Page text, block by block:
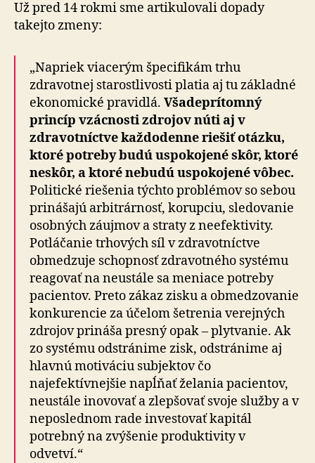
Už pred 14 rokmi sme artikulovali dopady
takejto zmeny:
„Napriek viacerým špecifikám trhu
zdravotnej starostlivosti platia aj tu základné
ekonomické pravidlá. Všadeprítomný
princíp vzácnosti zdrojov núti aj v
zdravotníctve každodenne riešiť otázku,
ktoré potreby budú uspokojené skôr, ktoré
neskôr, a ktoré nebudú uspokojené vôbec.
Politické riešenia týchto problémov so sebou
prinášajú arbitrárnosť, korupciu, sledovanie
osobných záujmov a straty z neefektivity.
Potláčanie trhových síl v zdravotníctve
obmedzuje schopnosť zdravotného systému
reagovať na neustále sa meniace potreby
pacientov. Preto zákaz zisku a obmedzovanie
konkurencie za účelom šetrenia verejných
zdrojov prináša presný opak – plytvanie. Ak
zo systému odstránime zisk, odstránime aj
hlavnú motiváciu subjektov čo
najefektívnejšie napĺňať želania pacientov,
neustále inovovať a zlepšovať svoje služby a v
neposlednom rade investovať kapitál
potrebný na zvýšenie produktivity v
odvetví.“